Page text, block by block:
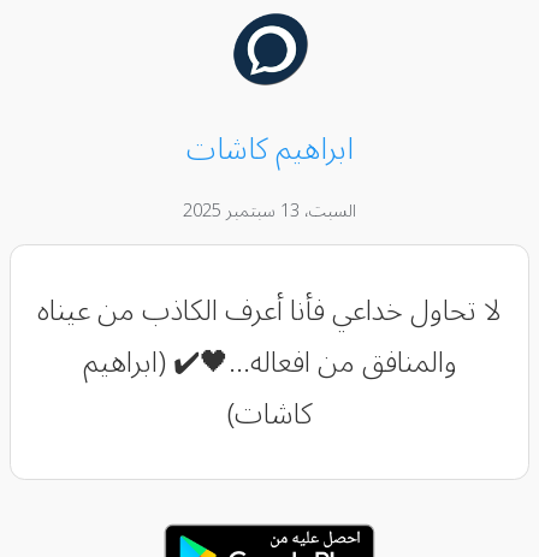
ابراهيم كاشات
السبت، 13 سبتمبر 2025
لا تحاول خداعي فأنا أعرف الكاذب من عيناه
والمنافق من افعاله...🖤✔️ (ابراهيم
كاشات)